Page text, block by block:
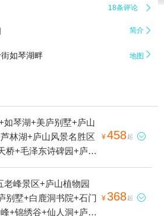
18条评论 
简介 
如琴湖畔 地图 
如琴湖+美庐别墅+庐山
林湖+庐山风景名胜区
桥+毛泽东诗碑园+庐山
谷-险峰+庐山博物馆
林大桥+谈判台+庐山索
¥458起 
老峰景区+庐山植物园
别墅+白鹿洞书院+石门
+锦绣谷+仙人洞+庐山
¥368起 